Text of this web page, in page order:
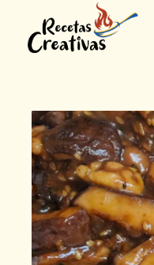
contenido